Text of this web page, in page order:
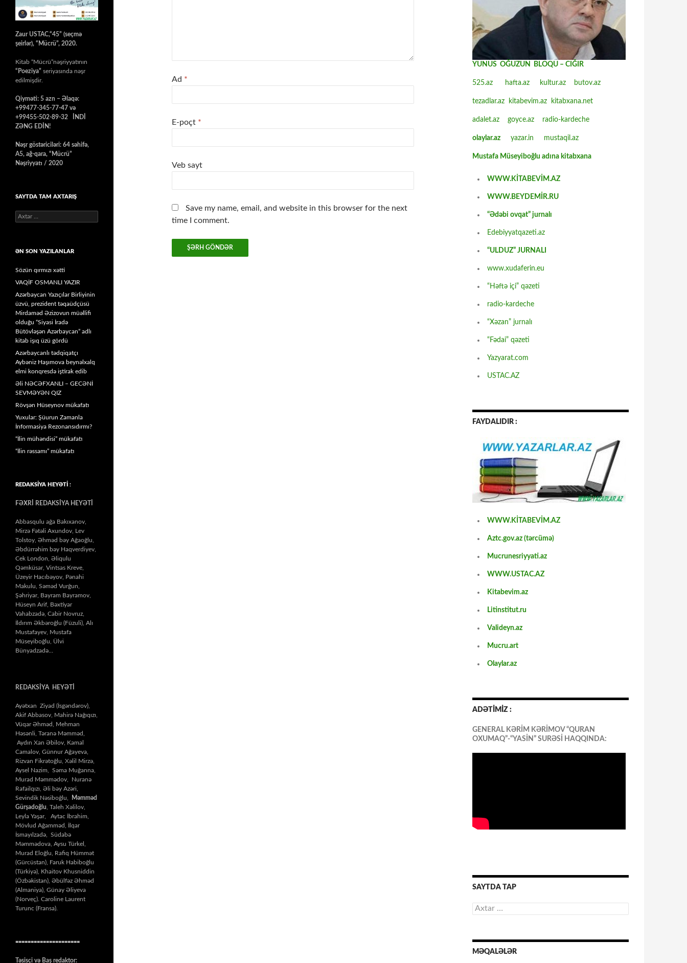
Ad *
E-poçt *
Veb sayt
Save my name, email, and website in this browser for the next
time I comment.
YUNUS OĞUZUN BLOQU – CIĞIR
525.az hafta.az kultur.az butov.az
tezadlar.az kitabevim.az kitabxana.net
adalet.az goyce.az radio-kardeche
olaylar.az yazar.in mustaqil.az
Mustafa Müseyiboğlu adına kitabxana
WWW.KİTABEVİM.AZ
WWW.BEYDEMİR.RU
“Ədəbi ovqat” jurnalı
Edebiyyatqazeti.az
“ULDUZ” JURNALI
www.xudaferin.eu
“Həftə içi” qəzeti
radio-kardeche
“Xəzan” jurnalı
“Fədai” qəzeti
Yazyarat.com
USTAC.AZ
FAYDALIDIR :
WWW.KİTABEVİM.AZ
Aztc.gov.az (tərcümə)
Mucrunesriyyati.az
WWW.USTAC.AZ
Kitabevim.az
Litinstitut.ru
Valideyn.az
Mucru.art
Olaylar.az
ADƏTİMİZ :
GENERAL KƏRİM KƏRİMOV “QURAN
OXUMAQ”-“YASİN” SURƏSİ HAQQINDA:
SAYTDA TAP
Axtarış:
MƏQALƏLƏR
Zaur USTAC,“45” (seçmə
şeirlər), “Mücrü”, 2020.
Kitab “Mücrü”nəşriyyatının
“Poeziya” seriyasında nəşr
edilmişdir.
Qiyməti: 5 azn – Əlaqə:
+99477-345-77-47 və
+99455-502-89-32 İNDİ
ZƏNG EDİN!
Nəşr göstəriciləri: 64 səhifə,
A5, ağ-qara, “Mücrü”
Nəşriyyatı / 2020
SAYTDA TAM AXTARIŞ
Axtarış:
ƏN SON YAZILANLAR
Sözün qırmızı xətti
VAQİF OSMANLI YAZIR
Azərbaycan Yazıçılar Birliyinin
üzvü, prezident təqaüdçüsü
Mirdaməd Əzizovun müəllifi
olduğu “Siyasi İradə
Bütövləşən Azərbaycan” adlı
kitab işıq üzü gördü
Azərbaycanlı tədqiqatçı
Aybəniz Haşımova beynəlxalq
elmi konqresdə iştirak edib
Əli NƏCƏFXANLI – GECƏNİ
SEVMƏYƏN QIZ
Rövşən Hüseynov mükafatı
Yuxular: Şüurun Zamanla
İnformasiya Rezonansıdırmı?
“İlin mühəndisi” mükafatı
“İlin rəssamı” mükafatı
REDAKSİYA HEYƏTİ :
FƏXRİ REDAKSİYA HEYƏTİ
Abbasqulu ağa Bakıxanov,
Mirzə Fətəli Axundov, Lev
Tolstoy, Əhməd bəy Ağaoğlu,
Əbdürrəhim bəy Haqverdiyev,
Cek London, Əliqulu
Qəmküsar, Vintsas Kreve,
Üzeyir Hacıbəyov, Pənahi
Makulu, Səməd Vurğun,
Şəhriyar, Bayram Bayramov,
Hüseyn Arif, Bəxtiyar
Vahabzadə, Cabir Novruz,
İldırım Əkbəroğlu (Füzuli), Alı
Mustafayev, Mustafa
Müseyiboğlu, Ülvi
Bünyadzadə…
REDAKSİYA HEYƏTİ
Ayətxan Ziyad (İsgəndərov),
Akif Abbasov, Mahirə Nağıqızı,
Vüqar Əhməd, Mehman
Həsənli, Təranə Məmməd,
Aydın Xan Əbilov, Kamal
Camalov, Günnur Ağayeva,
Rizvan Fikrətoğlu, Xəlil Mirzə,
Aysel Nazim, Səma Muğanna,
Murad Məmmədov, Nuranə
Rafailqızı, Əli bəy Azəri,
Sevindik Nəsiboğlu,
Məmməd
Gürşadoğlu , Taleh Xəlilov,
Leyla Yaşar, Aytac İbrahim,
Mövlud Ağamməd, İlqar
İsmayılzadə, Südabə
Məmmədova, Aysu Türkel,
Murad Eloğlu, Rafiq Hümmət
(Gürcüstan), Faruk Habiboğlu
(Türkiyə), Khaitov Khusniddin
(Özbəkistan), Əbülfəz Əhməd
(Almaniya), Günay Əliyeva
(Norveç). Caroline Laurent
Turunc (Fransa).
=====================
Təsisçi və Baş redaktor: